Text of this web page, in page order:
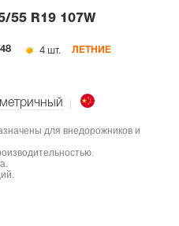
55 R19 107W
4 шт. ЛЕТНИЕ
для внедорожников и